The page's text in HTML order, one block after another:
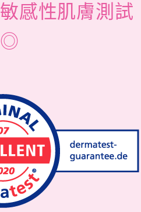
敏感性肌膚測試
◎